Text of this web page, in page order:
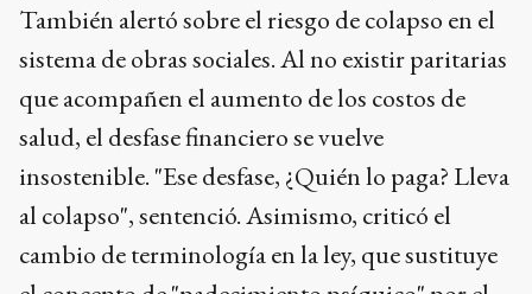
También alertó sobre el riesgo de colapso en el
sistema de obras sociales. Al no existir paritarias
que acompañen el aumento de los costos de
salud, el desfase financiero se vuelve
insostenible. "Ese desfase, ¿Quién lo paga? Lleva
al colapso", sentenció. Asimismo, criticó el
cambio de terminología en la ley, que sustituye